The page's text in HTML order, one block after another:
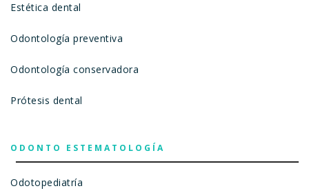
Estética dental
Odontología preventiva
Odontología conservadora
Prótesis dental
ODONTO ESTEMATOLOGÍA
Odotopediatría